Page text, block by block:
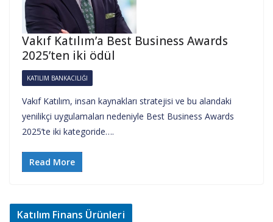
Vakıf Katılım’a Best Business Awards
2025’ten iki ödül
KATILIM BANKACILIĞI
Vakıf Katılım, insan kaynakları stratejisi ve bu alandaki
yenilikçi uygulamaları nedeniyle Best Business Awards
2025’te iki kategoride….
Read More
Katılım Finans Ürünleri